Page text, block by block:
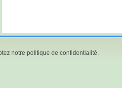
notre politique de confidentialité.